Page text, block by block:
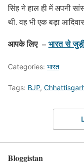
सिंह ने हाल ही में अपनी
थी. वह भी एक बड़ा
आपके लिए – भारत से
Categories: भारत
Tags: BJP,
Bloggistan